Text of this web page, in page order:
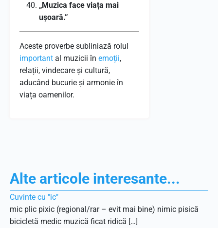
„Muzica face viața mai
ușoară.”
Aceste proverbe subliniază rolul
important al muzicii în emoții,
relații, vindecare și cultură,
aducând bucurie și armonie în
viața oamenilor.
Alte articole interesante...
Cuvinte cu "ic"
mic plic pixic (regional/rar – evit mai bine) nimic pisică
bicicletă medic muzică ficat ridică […]